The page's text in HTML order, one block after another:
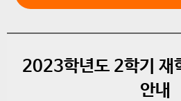
2023학년도 2학기 재
안내